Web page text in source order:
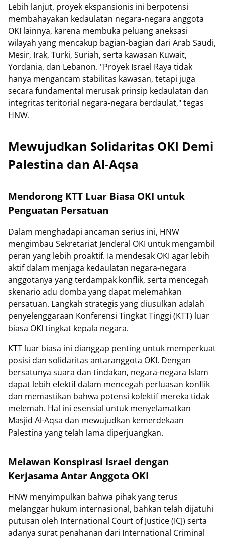
Lebih lanjut, proyek ekspansionis ini berpotensi
membahayakan kedaulatan negara-negara anggota
OKI lainnya, karena membuka peluang aneksasi
wilayah yang mencakup bagian-bagian dari Arab Saudi,
Mesir, Irak, Turki, Suriah, serta kawasan Kuwait,
Yordania, dan Lebanon. "Proyek Israel Raya tidak
hanya mengancam stabilitas kawasan, tetapi juga
secara fundamental merusak prinsip kedaulatan dan
integritas teritorial negara-negara berdaulat," tegas
HNW.
Mewujudkan Solidaritas OKI Demi
Palestina dan Al-Aqsa
Mendorong KTT Luar Biasa OKI untuk
Penguatan Persatuan
Dalam menghadapi ancaman serius ini, HNW
mengimbau Sekretariat Jenderal OKI untuk mengambil
peran yang lebih proaktif. Ia mendesak OKI agar lebih
aktif dalam menjaga kedaulatan negara-negara
anggotanya yang terdampak konflik, serta mencegah
skenario adu domba yang dapat melemahkan
persatuan. Langkah strategis yang diusulkan adalah
penyelenggaraan Konferensi Tingkat Tinggi (KTT) luar
biasa OKI tingkat kepala negara.
KTT luar biasa ini dianggap penting untuk memperkuat
posisi dan solidaritas antaranggota OKI. Dengan
bersatunya suara dan tindakan, negara-negara Islam
dapat lebih efektif dalam mencegah perluasan konflik
dan memastikan bahwa potensi kolektif mereka tidak
melemah. Hal ini esensial untuk menyelamatkan
Masjid Al-Aqsa dan mewujudkan kemerdekaan
Palestina yang telah lama diperjuangkan.
Melawan Konspirasi Israel dengan
Kerjasama Antar Anggota OKI
HNW menyimpulkan bahwa pihak yang terus
melanggar hukum internasional, bahkan telah dijatuhi
putusan oleh International Court of Justice (ICJ) serta
adanya surat penahanan dari International Criminal